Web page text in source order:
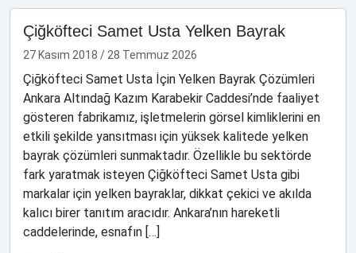
Çiğköfteci Samet Usta Yelken Bayrak
27 Kasım 2018 / 28 Temmuz 2026
Çiğköfteci Samet Usta İçin Yelken Bayrak Çözümleri
Ankara Altındağ Kazım Karabekir Caddesi’nde faaliyet
gösteren fabrikamız, işletmelerin görsel kimliklerini en
etkili şekilde yansıtması için yüksek kalitede yelken
bayrak çözümleri sunmaktadır. Özellikle bu sektörde
fark yaratmak isteyen Çiğköfteci Samet Usta gibi
markalar için yelken bayraklar, dikkat çekici ve akılda
kalıcı birer tanıtım aracıdır. Ankara’nın hareketli
caddelerinde, esnafın […]